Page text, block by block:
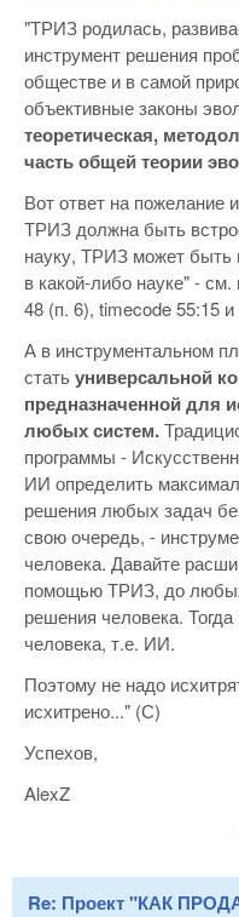
"ТРИЗ родилась,
инструмент решения
обществе и в самой
объективные законы
теоретическая,
часть общей теории
Вот ответ на пожелание
ТРИЗ должна быть
науку, ТРИЗ может быть
в какой-либо науке" -
48 (п. 6), timecode 55:15
А в инструментальном
статьуниверсальной
предназначенной для
любых систем.
программы -
ИИ определить
решения любых задач
свою очередь, -
человека. Давайте
помощью ТРИЗ, до
решения человека.
человека, т.е. ИИ.
Поэтому не надо
исхитрено..." (С)
Успехов,
AlexZ
Re: Проект "КАК